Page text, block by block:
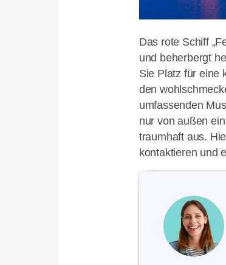
Das rote Schiff
und beherbergt
Sie Platz für eine
den
umfassenden
nur von außen
traumhaft aus.
kontaktieren und